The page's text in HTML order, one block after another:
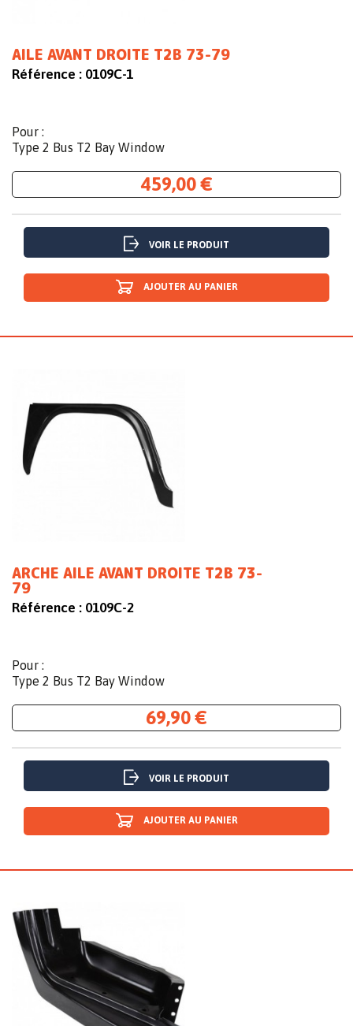
AILE AVANT DROITE T2B 73-79
Référence : 0109C-1
Pour :
Type 2 Bus T2 Bay Window
459,00 €
VOIR LE PRODUIT
AJOUTER AU PANIER
ARCHE AILE AVANT DROITE T2B 73-
79
Référence : 0109C-2
Pour :
Type 2 Bus T2 Bay Window
69,90 €
VOIR LE PRODUIT
AJOUTER AU PANIER